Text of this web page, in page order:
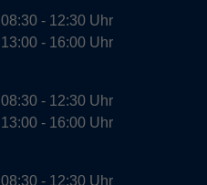
08:30 - 12:30 Uhr
13:00 - 16:00 Uhr
08:30 - 12:30 Uhr
13:00 - 16:00 Uhr
08:30 - 12:30 Uhr